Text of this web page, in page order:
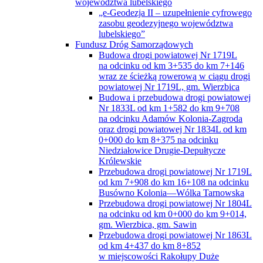
„e-Geodezja II – uzupełnienie cyfrowego
zasobu geodezyjnego województwa
lubelskiego”
Fundusz Dróg Samorządowych
Budowa drogi powiatowej Nr 1719L
na odcinku od km 3+535 do km 7+146
wraz ze ścieżką rowerową w ciągu drogi
powiatowej Nr 1719L, gm. Wierzbica
Budowa i przebudowa drogi powiatowej
Nr 1833L od km 1+582 do km 9+708
na odcinku Adamów Kolonia-Zagroda
oraz drogi powiatowej Nr 1834L od km
0+000 do km 8+375 na odcinku
Niedziałowice Drugie-Depułtycze
Królewskie
Przebudowa drogi powiatowej Nr 1719L
od km 7+908 do km 16+108 na odcinku
Busówno Kolonia—Wólka Tarnowska
Przebudowa drogi powiatowej Nr 1804L
na odcinku od km 0+000 do km 9+014,
gm. Wierzbica, gm. Sawin
Przebudowa drogi powiatowej Nr 1863L
od km 4+437 do km 8+852
w miejscowości Rakołupy Duże